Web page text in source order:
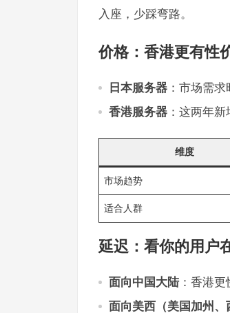
入座，少踩弯路。
价格：香港更有性
日本服务器 ：市场需
香港服务器 ：这两年
维度
市场趋势
适合人群
延迟：看你的用户
面向中国大陆：香港更
面向美西（美国加州、